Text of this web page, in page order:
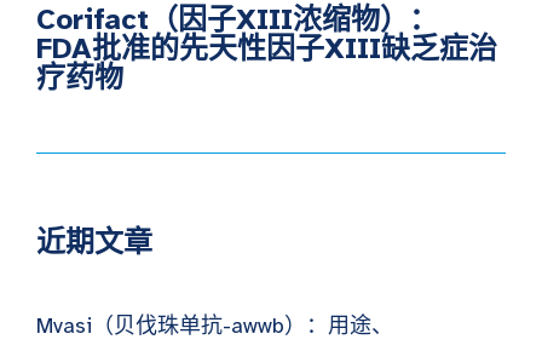
Corifact（因子XIII浓缩物）：
FDA批准的先天性因子XIII缺乏症治
疗药物
近期文章
Mvasi（贝伐珠单抗-awwb）：用途、